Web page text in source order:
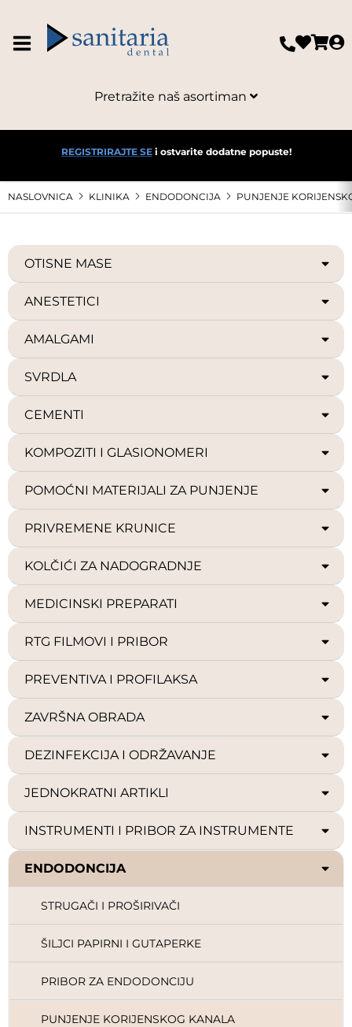
Pretražite naš asortiman
REGISTRIRAJTE SEi ostvarite dodatne popuste!
NASLOVNICA KLINIKA ENDODONCIJA PUNJENJE
OTISNE MASE
ANESTETICI
AMALGAMI
SVRDLA
CEMENTI
KOMPOZITI I GLASIONOMERI
POMOĆNI MATERIJALI ZA PUNJENJE
PRIVREMENE KRUNICE
KOLČIĆI ZA NADOGRADNJE
MEDICINSKI PREPARATI
RTG FILMOVI I PRIBOR
PREVENTIVA I PROFILAKSA
ZAVRŠNA OBRADA
DEZINFEKCIJA I ODRŽAVANJE
JEDNOKRATNI ARTIKLI
INSTRUMENTI I PRIBOR ZA INSTRUMENTE
ENDODONCIJA
STRUGAČI I PROŠIRIVAČI
ŠILJCI PAPIRNI I GUTAPERKE
PRIBOR ZA ENDODONCIJU
PUNJENJE KORIJENSKOG KANALA